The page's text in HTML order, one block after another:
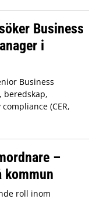
Business
i
Business
beredskap,
(CER,
–
kommun
roll inom